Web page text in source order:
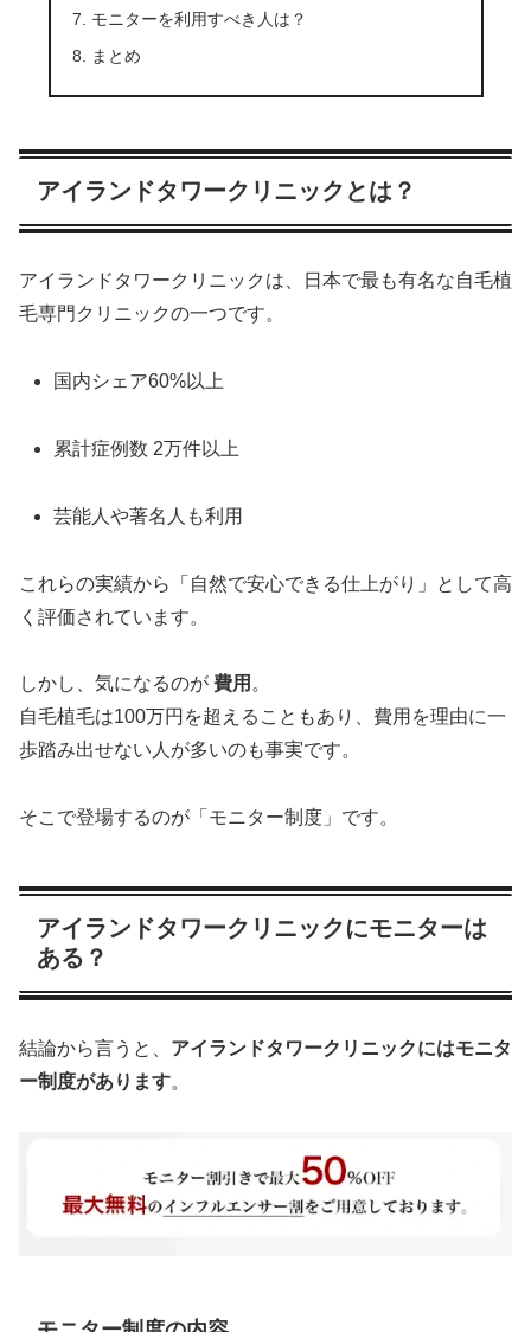
モニターを利用すべき人は？
まとめ
アイランドタワークリニックとは？
アイランドタワークリニックは、日本で最も有名な自毛植
毛専門クリニックの一つです。
国内シェア60%以上
累計症例数 2万件以上
芸能人や著名人も利用
これらの実績から「自然で安心できる仕上がり」として高
く評価されています。
しかし、気になるのが 費用 。
自毛植毛は100万円を超えることもあり、費用を理由に一
歩踏み出せない人が多いのも事実です。
そこで登場するのが「モニター制度」です。
アイランドタワークリニックにモニターは
ある？
結論から言うと、 アイランドタワークリニックにはモニタ
ー制度があります。